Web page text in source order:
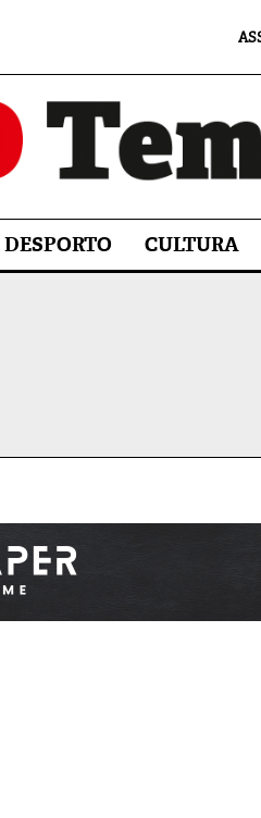
DESPORTO CULTURA